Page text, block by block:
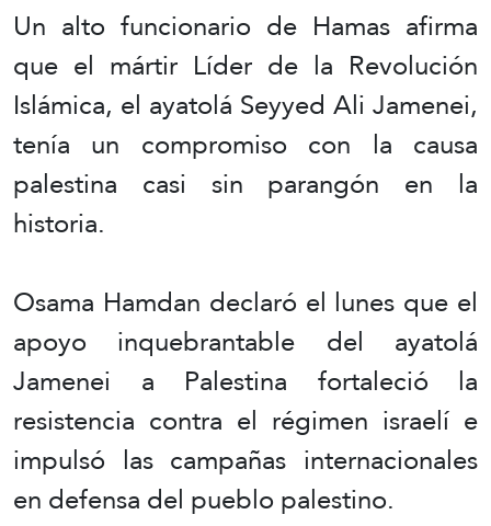
Un alto funcionario de Hamas afirma
que el mártir Líder de la Revolución
Islámica, el ayatolá Seyyed Ali Jamenei,
tenía un compromiso con la causa
palestina casi sin parangón en la
historia.
Osama Hamdan declaró el lunes que el
apoyo inquebrantable del ayatolá
Jamenei a Palestina fortaleció la
resistencia contra el régimen israelí e
impulsó las campañas internacionales
en defensa del pueblo palestino.